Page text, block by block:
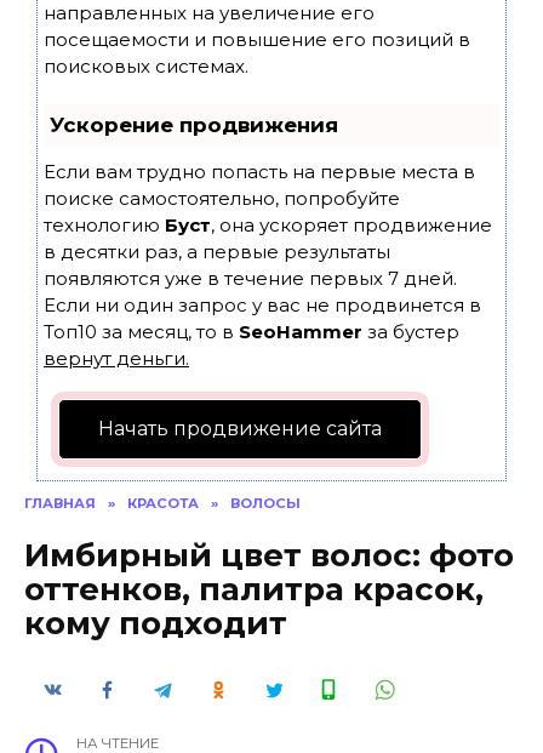
направленных на увеличение его
посещаемости и повышение его позиций в
поисковых системах.
Ускорение продвижения
Если вам трудно попасть на первые места в
поиске самостоятельно, попробуйте
технологию Буст, она ускоряет продвижение
в десятки раз, а первые результаты
появляются уже в течение первых 7 дней.
Если ни один запрос у вас не продвинется в
Топ10 за месяц, то в SeoHammer за бустер
вернут деньги.
Начать продвижение сайта
ГЛАВНАЯ » КРАСОТА » ВОЛОСЫ
Имбирный цвет волос: фото
оттенков, палитра красок,
кому подходит
НА ЧТЕНИЕ